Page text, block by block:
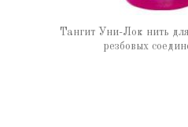
Тангит Уни-Лок нить
резбовых